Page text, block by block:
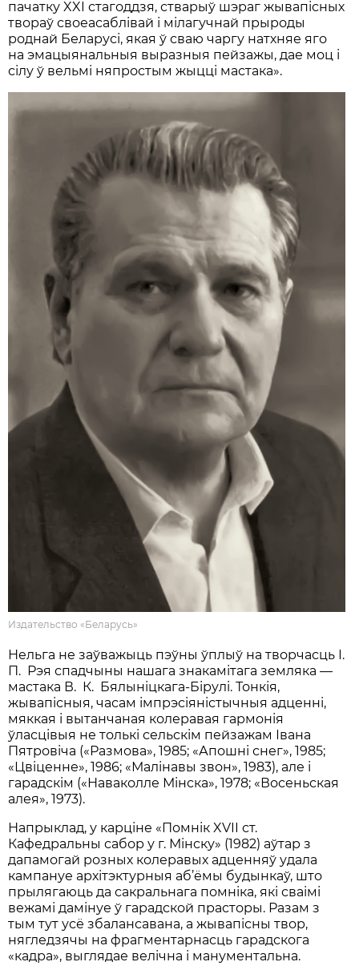
пачатку XXI стагоддзя, стварыў шэраг жывапісных
твораў своеасаблівай і мілагучнай прыроды
роднай Беларусі, якая ў сваю чаргу натхняе яго
на эмацыянальныя выразныя пейзажы, дае моц і
сілу ў вельмі няпростым жыцці мастака».
Издательство «Беларусь»
Нельга не заўважыць пэўны ўплыў на творчасць І.
П. Рэя спадчыны нашага знакамітага земляка —
мастака В. К. Бялыніцкага-Бірулі. Тонкія,
жывапісныя, часам імпрэсіяністычныя адценні,
мяккая і вытанчаная колеравая гармонія
ўласцівыя не толькі сельскім пейзажам Івана
Пятровіча («Размова», 1985; «Апошні снег», 1985;
«Цвіценне», 1986; «Малінавы звон», 1983), але і
гарадскім («Наваколле Мінска», 1978; «Восеньская
алея», 1973).
Напрыклад, у карціне «Помнік XVII ст.
Кафедральны сабор у г. Мінску» (1982) аўтар з
дапамогай розных колеравых адценняў удала
кампануе архітэктурныя аб’ёмы будынкаў, што
прылягаюць да сакральнага помніка, які сваімі
вежамі дамінуе ў гарадской прасторы. Разам з
тым тут усё збалансавана, а жывапісны твор,
нягледзячы на фрагментарнасць гарадскога
«кадра», выглядае велічна і манументальна.